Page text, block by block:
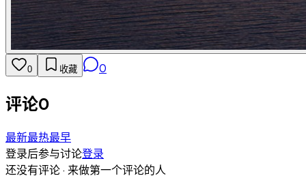
0 收藏 0
评论0
最新最热最早
登录后参与讨论登录
还没有评论 · 来做第一个评论的人